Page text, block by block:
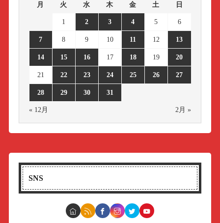
月 火 水 木 金 土 日
1 2 3 4 5 6
7 8 9 10 11 12 13
14 15 16 17 18 19 20
21 22 23 24 25 26 27
28 29 30 31
« 12月 2月 »
SNS